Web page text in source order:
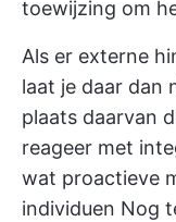
toewijzing om
Als er externe
laat je daar dan
plaats daarvan
reageer met
wat proactieve
individuen Nog